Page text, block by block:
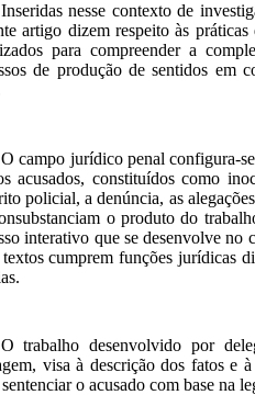
Inseridas nesse contexto de
artigo dizem respeito às
para compreender a
de produção de sentidos em
Ocampo jurídico penal configura-
acusados, constituídos como
policial, a denúncia, as
o produto do
interativo que se desenvolve no
textos cumprem funções jurídicas
O trabalho desenvolvido por
visa à descrição dos fatos e
sentenciar o acusado com base na